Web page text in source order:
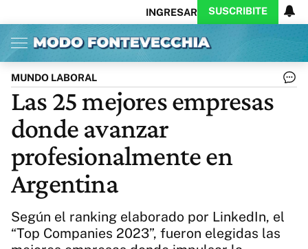
INGRESAR SUSCRIBITE
Inicio Ahora
Opinión
Política
Ciencia
Cultura
Arte
Educación
Internacional
Clima
Deportes
CARAS
Exitoina
Videos
Córdoba
Reperfilar
Business
Noticias
Exitoina
Diario del Juicio
Actualidad
MUNDO LABORAL
Las 25 mejores empresas
donde avanzar
profesionalmente en
Argentina
Según el ranking elaborado por LinkedIn, el
“Top Companies 2023”, fueron elegidas las